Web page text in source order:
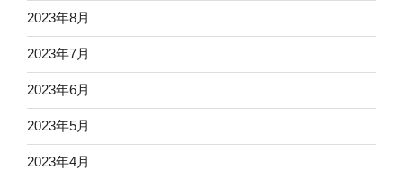
2023年8月
2023年7月
2023年6月
2023年5月
2023年4月